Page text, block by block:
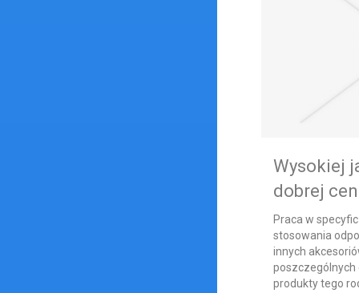
Wysokiej
dobrej
Praca w
stosowania
innych
poszczególnych
produkty tego